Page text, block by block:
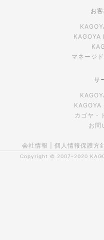
お
マネージ
サ
KAGOYA
カゴヤ・
お問
会社情報 個人情報保護方
Copyright © 2007-2020